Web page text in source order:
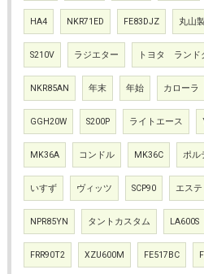
HA4 NKR71ED FE83DJZ 丸山
S210V ラジエター トヨタ ランド
NKR85AN 年末 年始 カローラ
GGH20W S200P ライトエース
MK36A コンドル MK36C ポル
いすず ヴィッツ SCP90 エステ
NPR85YN タントカスタム LA600S
FRR90T2 XZU600M FE517BC